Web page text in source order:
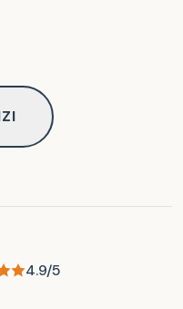
4.9/5